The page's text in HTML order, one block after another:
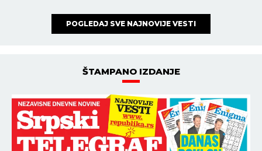
POGLEDAJ SVE NAJNOVIJE VESTI
ŠTAMPANO IZDANJE